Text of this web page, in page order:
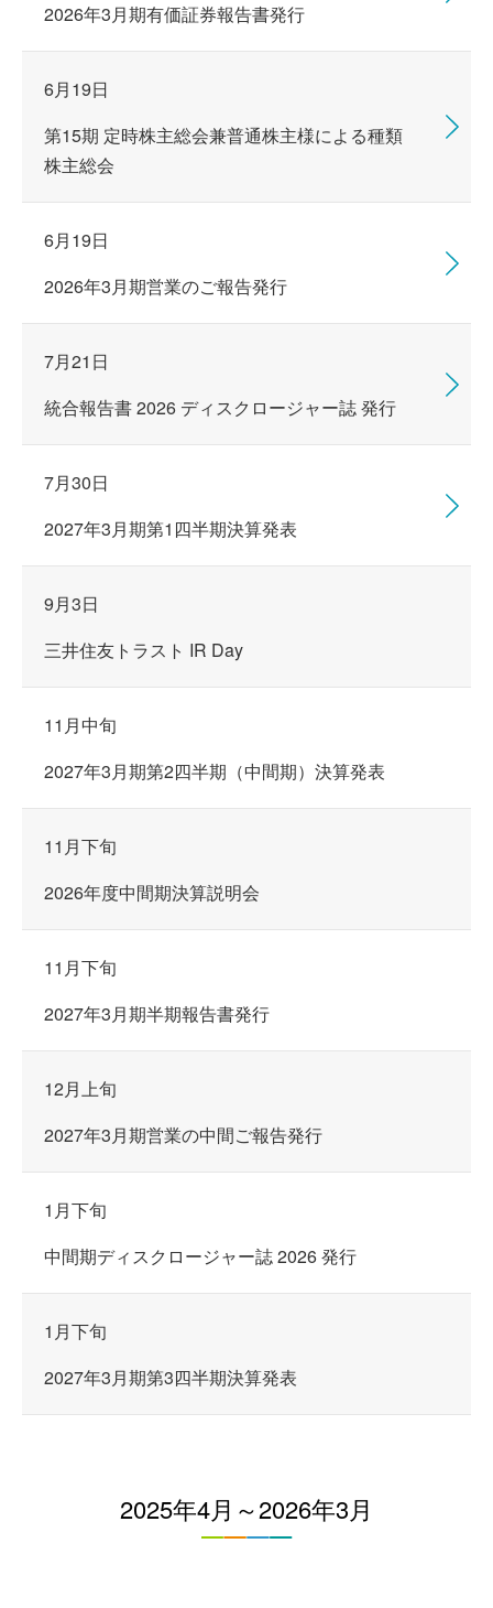
2026年3月期有価証券報告書発行
6月19日
第15期 定時株主総会兼普通株主様による種類
株主総会
6月19日
2026年3月期営業のご報告発行
7月21日
統合報告書 2026 ディスクロージャー誌 発行
7月30日
2027年3月期第1四半期決算発表
9月3日
三井住友トラスト IR Day
11月中旬
2027年3月期第2四半期（中間期）決算発表
11月下旬
2026年度中間期決算説明会
11月下旬
2027年3月期半期報告書発行
12月上旬
2027年3月期営業の中間ご報告発行
1月下旬
中間期ディスクロージャー誌 2026 発行
1月下旬
2027年3月期第3四半期決算発表
2025年4月～2026年3月